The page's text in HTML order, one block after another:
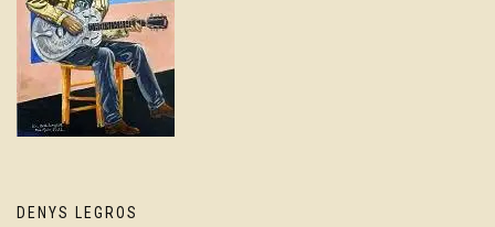
DENYS LEGROS